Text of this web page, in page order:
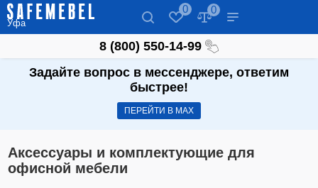
Уфа
0 0
8 (800) 550-14-99
Задайте вопрос в мессенджере, ответим
быстрее!
ПЕРЕЙТИ В МАХ
Аксессуары и комплектующие для
офисной мебели